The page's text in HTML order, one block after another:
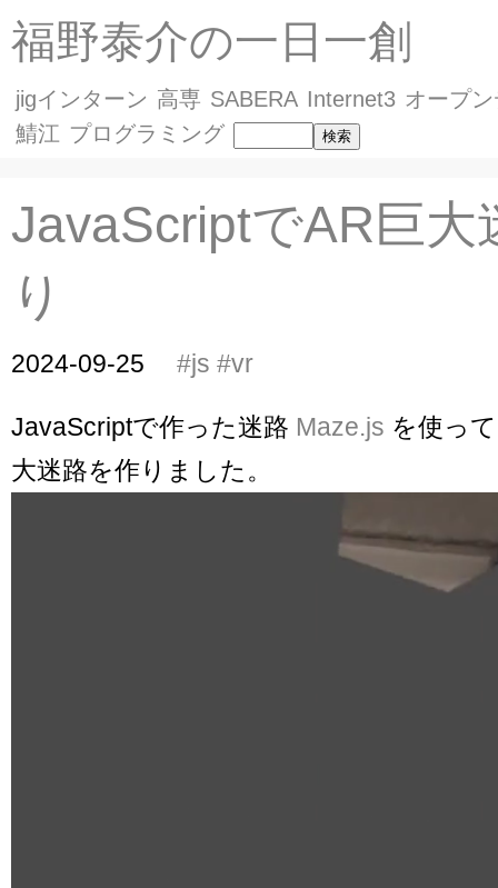
福野泰介の一日一創
jigインターン 高専 SABERA Internet3 オープ
鯖江 プログラミング
JavaScriptでAR巨大
り
2024-09-25 #js #vr
JavaScriptで作った迷路 Maze.js を使っ
大迷路を作りました。